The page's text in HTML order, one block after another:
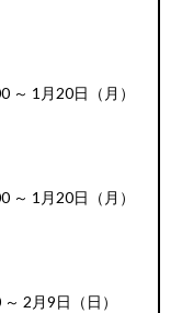
～ 1月20日（月）
～ 1月20日（月）
2月9日（日）